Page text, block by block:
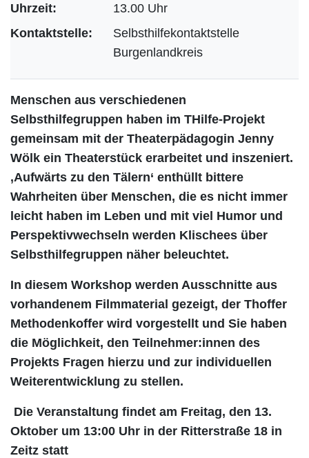
Uhrzeit:
13.00 Uhr
Kontaktstelle:
Selbsthilfekontaktstelle
Burgenlandkreis
Menschen aus verschiedenen
Selbsthilfegruppen haben im THilfe-Projekt
gemeinsam mit der Theaterpädagogin Jenny
Wölk ein Theaterstück erarbeitet und inszeniert.
‚Aufwärts zu den Tälern‘ enthüllt bittere
Wahrheiten über Menschen, die es nicht immer
leicht haben im Leben und mit viel Humor und
Perspektivwechseln werden Klischees über
Selbsthilfegruppen näher beleuchtet.
In diesem Workshop werden Ausschnitte aus
vorhandenem Filmmaterial gezeigt, der Thoffer
Methodenkoffer wird vorgestellt und Sie haben
die Möglichkeit, den Teilnehmer:innen des
Projekts Fragen hierzu und zur individuellen
Weiterentwicklung zu stellen.
Die Veranstaltung findet am Freitag, den 13.
Oktober um 13:00 Uhr in der Ritterstraße 18 in
Zeitz statt